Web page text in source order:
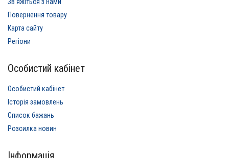
Повернення товару
Карта сайту
Регіони
Особистий кабінет
Особистий кабінет
Історія замовлень
Список бажань
Розсилка новин
Інформація